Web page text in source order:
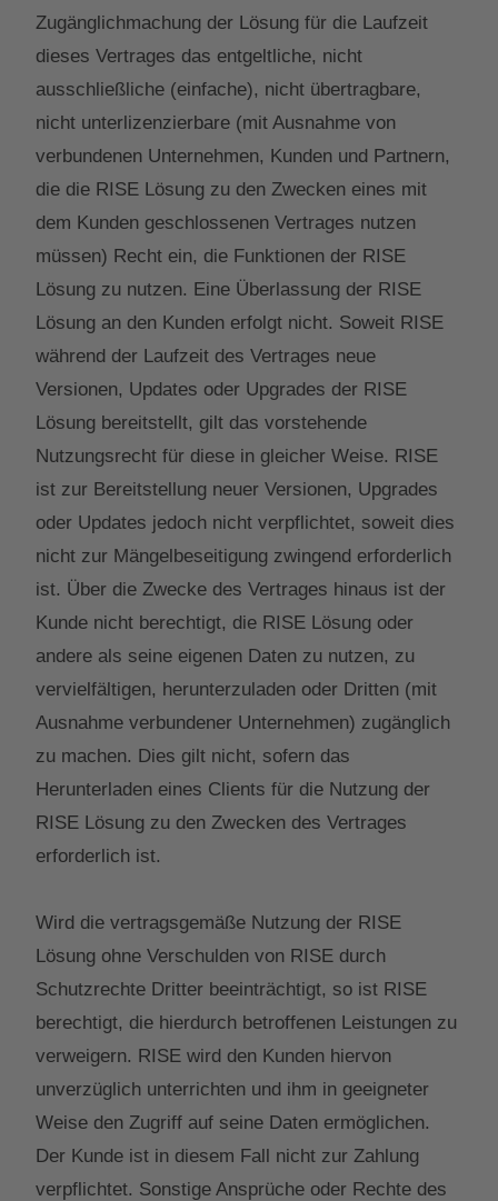
Zugänglichmachung der Lösung für die Laufzeit
dieses Vertrages das entgeltliche, nicht
ausschließliche (einfache), nicht übertragbare,
nicht unterlizenzierbare (mit Ausnahme von
verbundenen Unternehmen, Kunden und Partnern,
die die RISE Lösung zu den Zwecken eines mit
dem Kunden geschlossenen Vertrages nutzen
müssen) Recht ein, die Funktionen der RISE
Lösung zu nutzen. Eine Überlassung der RISE
Lösung an den Kunden erfolgt nicht. Soweit RISE
während der Laufzeit des Vertrages neue
Versionen, Updates oder Upgrades der RISE
Lösung bereitstellt, gilt das vorstehende
Nutzungsrecht für diese in gleicher Weise. RISE
ist zur Bereitstellung neuer Versionen, Upgrades
oder Updates jedoch nicht verpflichtet, soweit dies
nicht zur Mängelbeseitigung zwingend erforderlich
ist. Über die Zwecke des Vertrages hinaus ist der
Kunde nicht berechtigt, die RISE Lösung oder
andere als seine eigenen Daten zu nutzen, zu
vervielfältigen, herunterzuladen oder Dritten (mit
Ausnahme verbundener Unternehmen) zugänglich
zu machen. Dies gilt nicht, sofern das
Herunterladen eines Clients für die Nutzung der
RISE Lösung zu den Zwecken des Vertrages
erforderlich ist.
Wird die vertragsgemäße Nutzung der RISE
Lösung ohne Verschulden von RISE durch
Schutzrechte Dritter beeinträchtigt, so ist RISE
berechtigt, die hierdurch betroffenen Leistungen zu
verweigern. RISE wird den Kunden hiervon
unverzüglich unterrichten und ihm in geeigneter
Weise den Zugriff auf seine Daten ermöglichen.
Der Kunde ist in diesem Fall nicht zur Zahlung
verpflichtet. Sonstige Ansprüche oder Rechte des